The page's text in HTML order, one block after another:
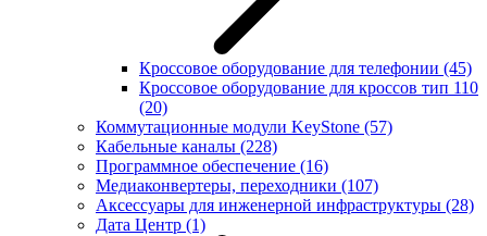
Кроссовое оборудование для телефонии (45)
Кроссовое оборудование для кроссов тип 110
(20)
Коммутационные модули KeyStone (57)
Кабельные каналы (228)
Программное обеспечение (16)
Медиаконвертеры, переходники (107)
Аксессуары для инженерной инфраструктуры (28)
Дата Центр (1)